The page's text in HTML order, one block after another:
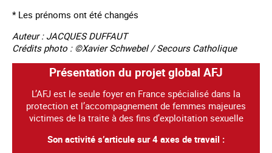
* Les prénoms ont été changés
Auteur : JACQUES DUFFAUT
Crédits photo : ©Xavier Schwebel / Secours Catholique
Présentation du projet global AFJ
L’AFJ est le seule foyer en France spécialisé dans la
protection et l’accompagnement de femmes majeures
victimes de la traite à des fins d’exploitation sexuelle
Son activité s’articule sur 4 axes de travail :